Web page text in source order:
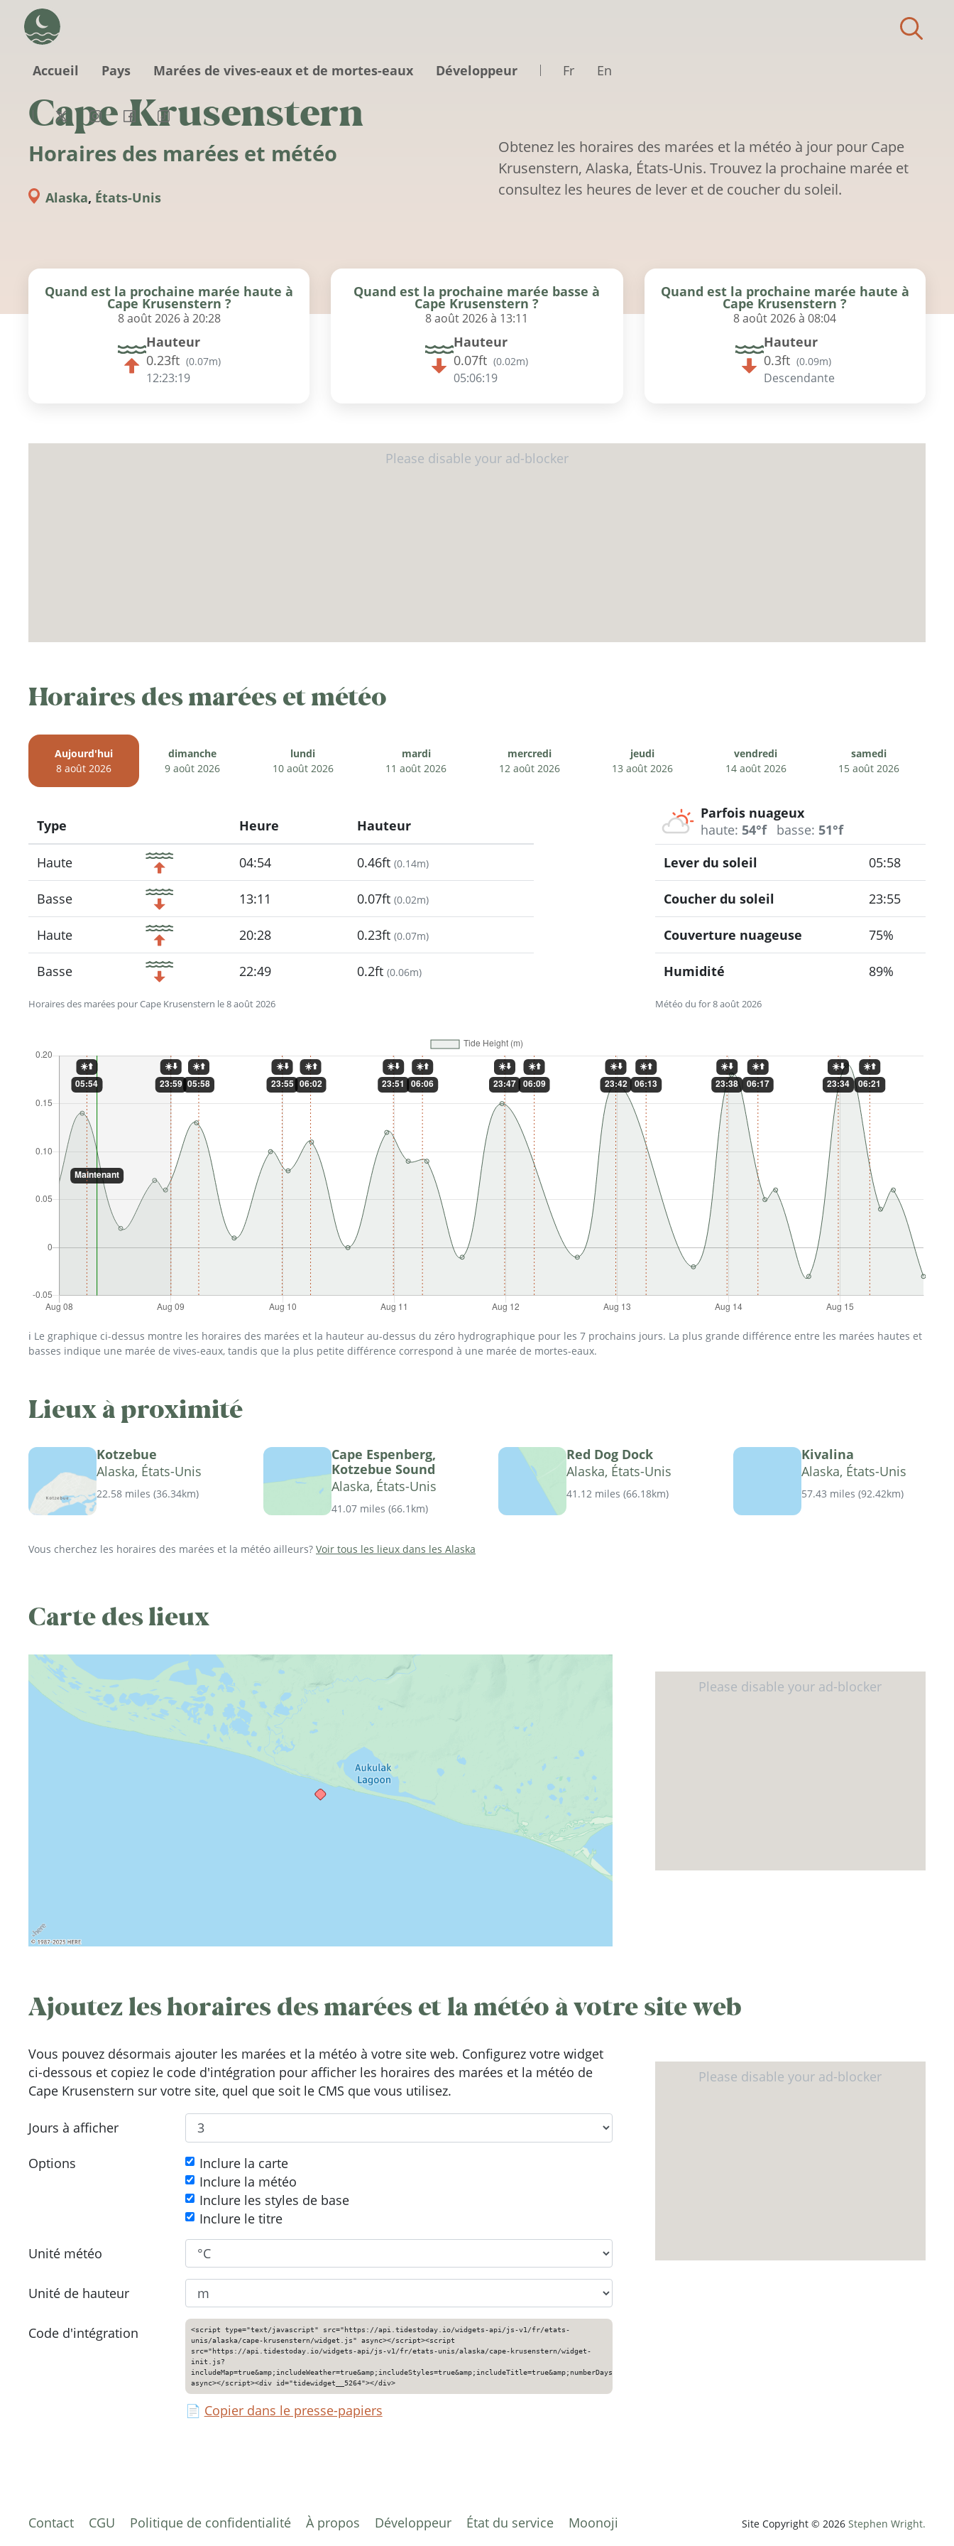
Accueil
Pays Marées de vives-eaux et de mortes-eaux Développeur Fr En
Cape Krusenstern
Horaires des marées et météo
Alaska, États-Unis
Obtenez les horaires des marées et la météo à jour pour Cape
Krusenstern, Alaska, États-Unis. Trouvez la prochaine marée et
consultez les heures de lever et de coucher du soleil.
Quand est la prochaine marée haute à
Cape Krusenstern ?
8 août 2026 à 20:28
Hauteur
0.23ft (0.07m)
12:23:18
Quand est la prochaine marée basse à
Cape Krusenstern ?
8 août 2026 à 13:11
Hauteur
0.07ft (0.02m)
05:06:18
Quand est la prochaine marée haute à
Cape Krusenstern ?
8 août 2026 à 08:04
Hauteur
0.3ft (0.09m)
Descendante
Horaires des marées et météo
Aujourd'hui
8 août 2026
dimanche
9 août 2026
lundi
10 août 2026
mardi
11 août 2026
mercredi
12 août 2026
jeudi
13 août 2026
vendredi
14 août 2026
samedi
15 août 2026
Horaires des marées pour Cape Krusenstern le 8 août 2026
Type
Icon
Heure Hauteur
Haute 04:54 0.46ft (0.14m)
Basse 13:11 0.07ft (0.02m)
Haute 20:28 0.23ft (0.07m)
Basse 22:49 0.2ft (0.06m)
Parfois nuageux
haute: 54°f basse: 51°f
Météo du for 8 août 2026
Lever du soleil 05:58
Coucher du soleil 23:55
Couverture nuageuse 75%
Humidité 89%
ℹ️ Le graphique ci-dessus montre les horaires des marées et la hauteur au-dessus du zéro hydrographique pour les 7 prochains jours. La plus grande différence entre les marées hautes et
basses indique une marée de vives-eaux, tandis que la plus petite différence correspond à une marée de mortes-eaux.
Lieux à proximité
Kotzebue
Alaska, États-Unis
22.58 miles (36.34km)
Cape Espenberg,
Kotzebue Sound
Alaska, États-Unis
41.07 miles (66.1km)
Red Dog Dock
Alaska, États-Unis
41.12 miles (66.18km)
Kivalina
Alaska, États-Unis
57.43 miles (92.42km)
Vous cherchez les horaires des marées et la météo ailleurs? Voir tous les lieux dans les Alaska
Carte des lieux
Ajoutez les horaires des marées et la météo à votre site web
Vous pouvez désormais ajouter les marées et la météo à votre site web. Configurez votre widget
ci-dessous et copiez le code d'intégration pour afficher les horaires des marées et la météo de
Cape Krusenstern sur votre site, quel que soit le CMS que vous utilisez.
Jours à afficher
Options
Inclure la carte
Inclure la météo
Inclure les styles de base
Inclure le titre
Unité météo
Unité de hauteur
Code d'intégration
<script type="text/javascript" src="https://api.tidestoday.io/widgets-api/js-v1/fr/etats-
unis/alaska/cape-krusenstern/widget.js" async></script><script
src="https://api.tidestoday.io/widgets-api/js-v1/fr/etats-unis/alaska/cape-krusenstern/widget-
init.js?
includeMap=true&amp;includeWeather=true&amp;includeStyles=true&amp;includeTitle=true&amp;numberDays=3&amp;weatherUnit=c&amp;heightUnit=m"
async></script><div id="tidewidget__5264"></div>
📄 Copier dans le presse-papiers
Contact CGU Politique de confidentialité À propos Développeur État du service Moonoji Site Copyright © 2026 Stephen Wright.